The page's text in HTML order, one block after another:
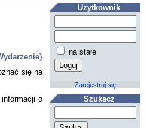
się na
informacji o
Użytkownik
na stałe
Zarejestruj się
Szukacz